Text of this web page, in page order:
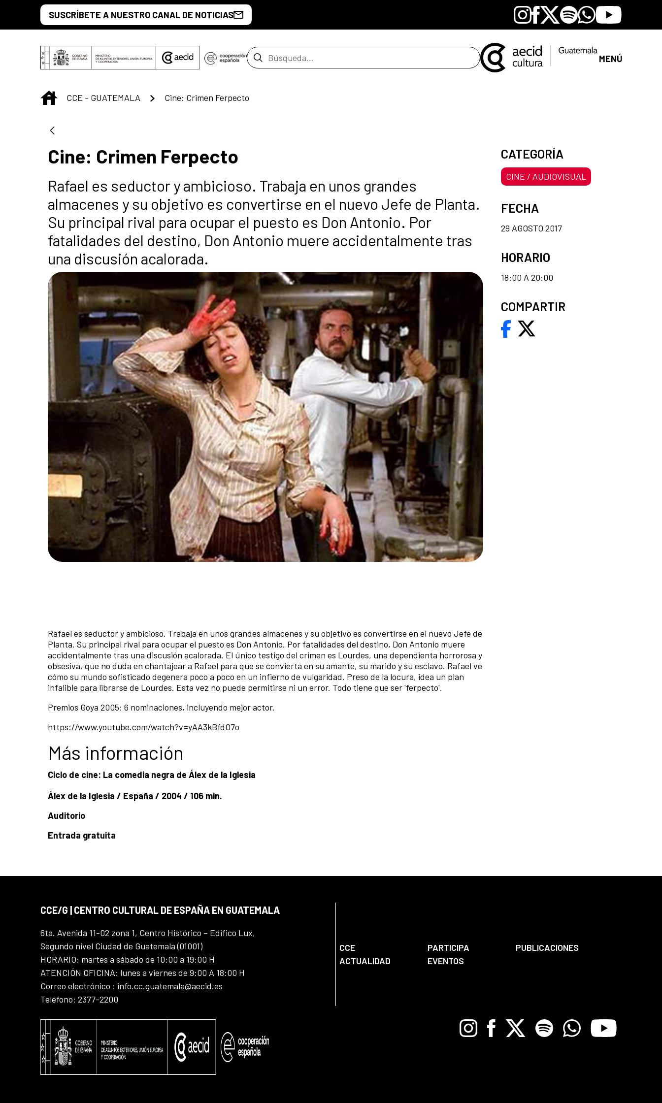
Saltar al contenido principal
SUSCRÍBETE A NUESTRO CANAL DE NOTICIAS Instagram
Facebook
X SpotifyWhatsapp
Youtube
Barra de búsqueda MENÚ
INICIO
CCE - GUATEMALA Cine: Crimen Ferpecto
Cine: Crimen Ferpecto
Rafael es seductor y ambicioso. Trabaja en unos grandes
almacenes y su objetivo es convertirse en el nuevo Jefe de Planta.
Su principal rival para ocupar el puesto es Don Antonio. Por
fatalidades del destino, Don Antonio muere accidentalmente tras
una discusión acalorada.
Rafael es seductor y ambicioso. Trabaja en unos grandes almacenes y su objetivo es convertirse en el nuevo Jefe de
Planta. Su principal rival para ocupar el puesto es Don Antonio. Por fatalidades del destino, Don Antonio muere
accidentalmente tras una discusión acalorada. El único testigo del crimen es Lourdes, una dependienta horrorosa y
obsesiva, que no duda en chantajear a Rafael para que se convierta en su amante, su marido y su esclavo. Rafael ve
cómo su mundo sofisticado degenera poco a poco en un infierno de vulgaridad. Preso de la locura, idea un plan
infalible para librarse de Lourdes. Esta vez no puede permitirse ni un error. Todo tiene que ser 'ferpecto'.
Premios Goya 2005: 6 nominaciones, incluyendo mejor actor.
https://www.youtube.com/watch?v=yAA3kBfdO7o
Más información
Ciclo de cine: La comedia negra de Álex de la Iglesia
Álex de la Iglesia / España / 2004 / 106 min.
Auditorio
Entrada gratuita
CATEGORÍA
CINE / AUDIOVISUAL
FECHA
29 AGOSTO 2017
HORARIO
18:00 A 20:00
COMPARTIR
CCE/G | CENTRO CULTURAL DE ESPAÑA EN GUATEMALA
6ta. Avenida 11-02 zona 1, Centro Histórico – Edifico Lux,
Segundo nivel Ciudad de Guatemala (01001)
HORARIO: martes a sábado de 10:00 a 19:00 H
ATENCIÓN OFICINA: lunes a viernes de 9:00 A 18:00 H
Correo electrónico : info.cc.guatemala@aecid.es
Teléfono: 2377-2200
CCE PARTICIPA
PUBLICACIONES
ACTUALIDAD
EVENTOS
InstagramFacebook
X Spotify WhatsappYoutube